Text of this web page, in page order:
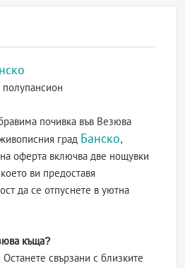
почивка във Везюва
град Банско,
оферта включва две нощувки
ви предоставя
да се отпуснете в уютна
къща?
свързани с близките